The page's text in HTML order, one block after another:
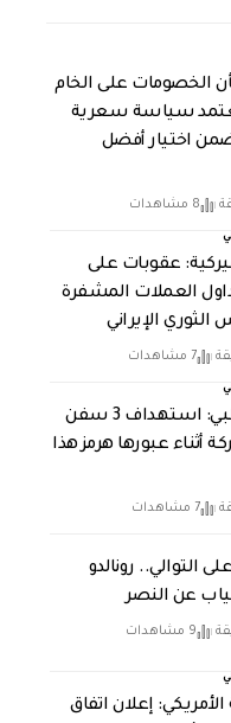
الخصومات على الخام
سياسة سعرية
اختيار أفضل
8 مشاهدات
عقوبات على
العملات المشفرة
الإيراني
7 مشاهدات
بترول أبوظبي: استهداف 3 سفن
أثناء عبورها هرمز هذا
7 مشاهدات
لليوم الـ32 على التوالي.. رونالدو
عن النصر
9 مشاهدات
الأمريكي: إعلان اتفاق